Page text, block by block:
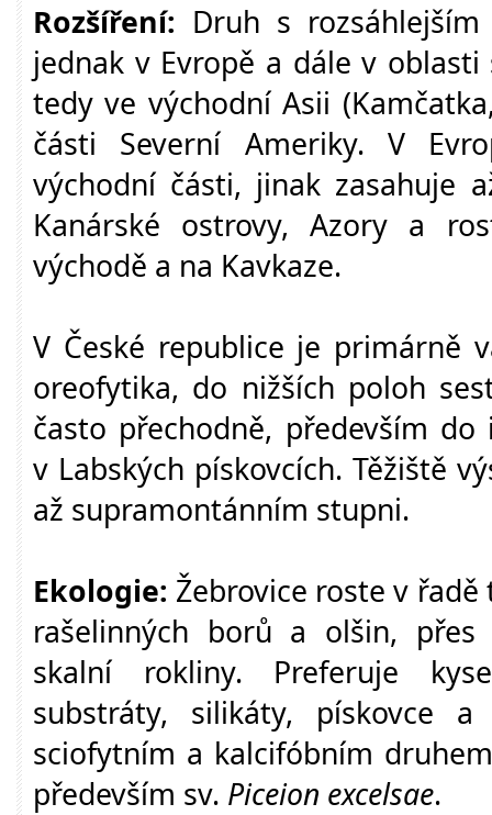
Rozšíření: Druh s
jednak v Evropě a dále v
tedy ve východní Asii
části Severní Ameriky. V
východní části, jinak zasahuje
Kanárské ostrovy, Azory a
východě a na Kavkaze.
V České republice je primárně
oreofytika, do nižších poloh
často přechodně, především
v Labských pískovcích. Těžiště
až supramontánním stupni.
Ekologie: Žebrovice roste v
rašelinných borů a olšin,
skalní rokliny. Preferuje
substráty, silikáty, pískovce a
sciofytním a kalcifóbním
především sv. Piceion excelsae.